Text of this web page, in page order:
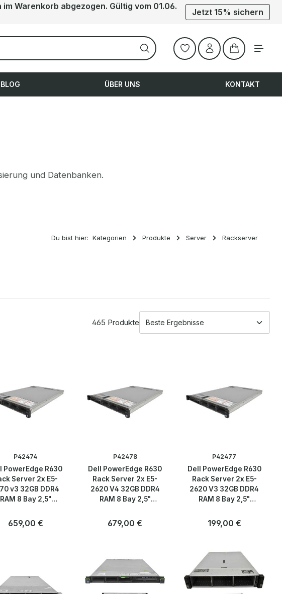
Warenkorb abgezogen. Gültig vom 01.06.
Jetzt 15% sichern
Warenkorb
BLOG ÜBER UNS KONTAKT
und Datenbanken.
Du bist hier: Kategorien Produkte Server Rackserver
465 Produkte
P42474
PowerEdge R630
Server 2x E5-
v3 32GB DDR4
RAM 8 Bay 2,5"
Regulärer Preis:
659,00 €
P42478
Dell PowerEdge R630
Rack Server 2x E5-
2620 V4 32GB DDR4
RAM 8 Bay 2,5"
Regulärer Preis:
679,00 €
P42477
Dell PowerEdge R630
Rack Server 2x E5-
2620 V3 32GB DDR4
RAM 8 Bay 2,5"
Regulärer Preis:
199,00 €